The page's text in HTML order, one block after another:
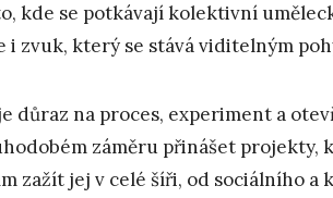
kde se potkávají kolektivní
zvuk, který se stává viditelným
důraz na proces, experiment a
záměru přinášet projekty,
zažít jej v celé šíři, od sociálního